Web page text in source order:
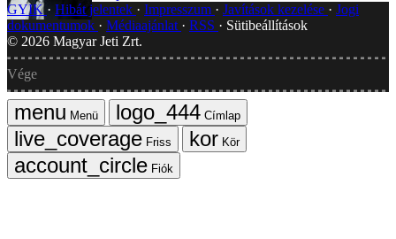
GYIK
Hibát jelentek Impresszum Javítások kezelése
Jogi
dokumentumok
Médiaajánlat RSS
Sütibeállítások
© 2026 Magyar Jeti Zrt.
Vége
Menü
Címlap
Friss
Kör
Fiók